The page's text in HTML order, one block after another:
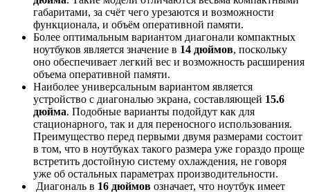
габаритами, за счёт чего урезаются и возможности
функционала, и объём оперативной памяти.
Более оптимальным вариантом диагонали компактных
ноутбуков является значение в 14 дюймов, поскольку
оно обеспечивает легкий вес и возможность расширения
объема оперативной памяти.
Наиболее универсальным вариантом является
устройство с диагональю экрана, составляющей 15.6
дюйма. Подобные варианты подойдут как для
стационарного, так и для переносного использования.
Преимущество перед первыми двумя размерами состоит
в том, что в ноутбуках такого размера уже гораздо проще
встретить достойную систему охлаждения, не говоря
уже об остальных параметрах производительности.
Диагональ в 16 дюймов означает, что ноутбук имеет